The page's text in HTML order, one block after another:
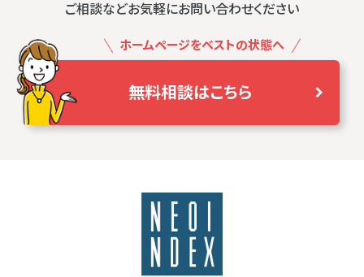
ご相談などお気軽にお問い合わせください
ホームページをベストの状態へ
無料相談はこちら